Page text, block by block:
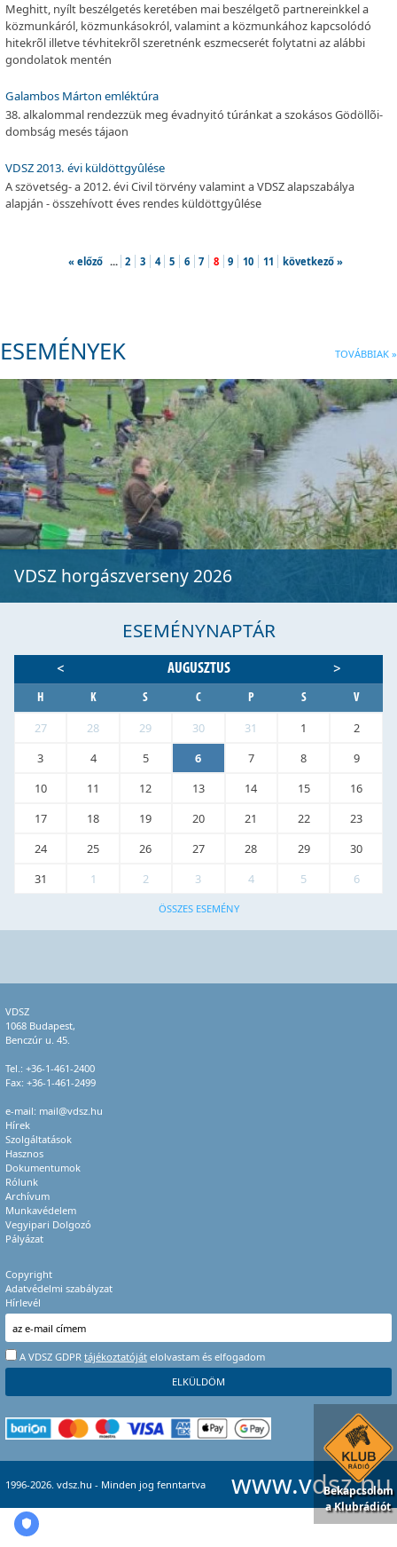
Meghitt, nyílt beszélgetés keretében mai beszélgetõ partnereinkkel a
közmunkáról, közmunkásokról, valamint a közmunkához kapcsolódó
hitekrõl illetve tévhitekrõl szeretnénk eszmecserét folytatni az alábbi
gondolatok mentén
Galambos Márton emléktúra
38. alkalommal rendezzük meg évadnyitó túránkat a szokásos Gödöllõi-
dombság mesés tájaon
VDSZ 2013. évi küldöttgyûlése
A szövetség- a 2012. évi Civil törvény valamint a VDSZ alapszabálya
alapján - összehívott éves rendes küldöttgyûlése
« előző ... 2 3 4 5 6 7 8 9 10 11 következő »
ESEMÉNYEK TOVÁBBIAK »
VDSZ horgászverseny 2026
ESEMÉNYNAPTÁR
< AUGUSZTUS >
H K S C P S V
27 28 29 30 31 1
2
3
4 5 6 7 8
9
10
11 12 13 14 15
16
17
18 19 20 21 22
23
24
25 26 27 28 29
30
31
1 2 3 4 5 6
ÖSSZES ESEMÉNY
VDSZ
1068 Budapest,
Benczúr u. 45.
Tel.: +36-1-461-2400
Fax: +36-1-461-2499
e-mail: mail@vdsz.hu
Hírek
Szolgáltatások
Hasznos
Dokumentumok
Rólunk
Archívum
Munkavédelem
Vegyipari Dolgozó
Pályázat
Copyright
Adatvédelmi szabályzat
Hírlevél
A VDSZ GDPR tájékoztatóját elolvastam és elfogadom
1996-2026. vdsz.hu - Minden jog fenntartva www.vdsz.hu
Bekapcsolom
a Klubrádiót